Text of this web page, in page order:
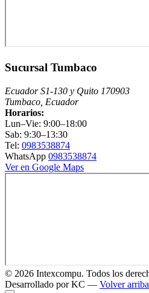
Sucursal Tumbaco
Ecuador S1-130 y Quito 170903
Tumbaco, Ecuador
Horarios:
Lun–Vie: 9:00–18:00
Sab: 9:30–13:30
Tel: 0983538874
WhatsApp 0983538874
Ver en Google Maps
© 2026 Intexcompu. Todos los
Desarrollado por KC — Volver arriba